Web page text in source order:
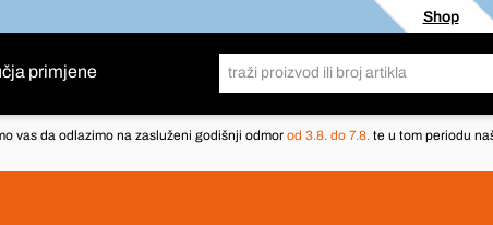
Shop
primjene
vas da odlazimo na zasluženi godišnji odmor od 3.8. do 7.8. te u tom periodu